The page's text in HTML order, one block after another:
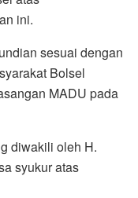
ini.
sesuai dengan
Bolsel
MADU pada
diwakili oleh H.
syukur atas